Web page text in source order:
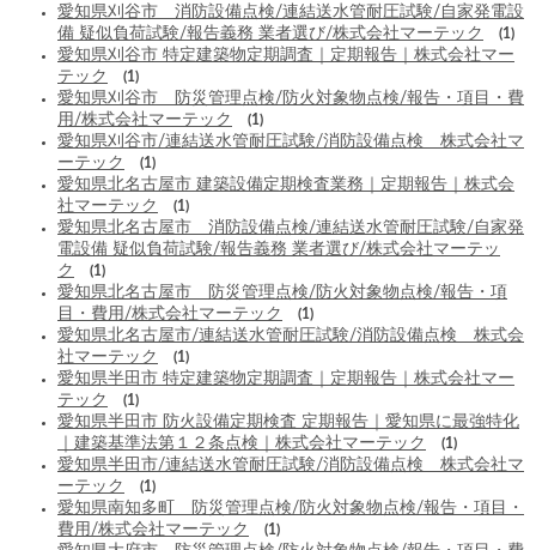
愛知県刈谷市 消防設備点検/連結送水管耐圧試験/自家発電設
備 疑似負荷試験/報告義務 業者選び/株式会社マーテック
(1)
愛知県刈谷市 特定建築物定期調査｜定期報告｜株式会社マー
テック
(1)
愛知県刈谷市 防災管理点検/防火対象物点検/報告・項目・費
用/株式会社マーテック
(1)
愛知県刈谷市/連結送水管耐圧試験/消防設備点検 株式会社マ
ーテック
(1)
愛知県北名古屋市 建築設備定期検査業務｜定期報告｜株式会
社マーテック
(1)
愛知県北名古屋市 消防設備点検/連結送水管耐圧試験/自家発
電設備 疑似負荷試験/報告義務 業者選び/株式会社マーテッ
ク
(1)
愛知県北名古屋市 防災管理点検/防火対象物点検/報告・項
目・費用/株式会社マーテック
(1)
愛知県北名古屋市/連結送水管耐圧試験/消防設備点検 株式会
社マーテック
(1)
愛知県半田市 特定建築物定期調査｜定期報告｜株式会社マー
テック
(1)
愛知県半田市 防火設備定期検査 定期報告｜愛知県に最強特化
｜建築基準法第１２条点検｜株式会社マーテック
(1)
愛知県半田市/連結送水管耐圧試験/消防設備点検 株式会社マ
ーテック
(1)
愛知県南知多町 防災管理点検/防火対象物点検/報告・項目・
費用/株式会社マーテック
(1)